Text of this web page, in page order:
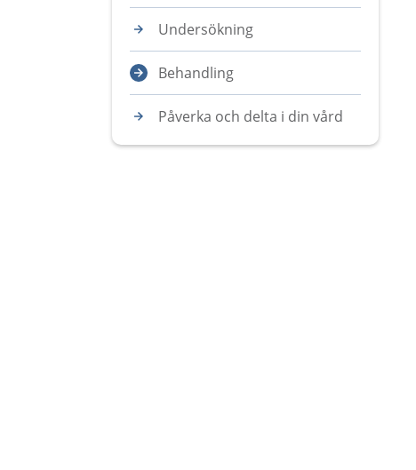
Undersökning
Behandling
Påverka och delta i din vård